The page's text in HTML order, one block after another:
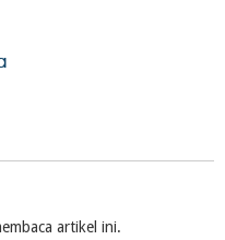
artikel ini.